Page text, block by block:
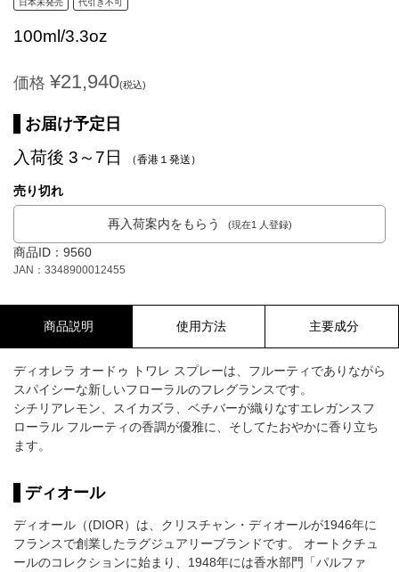
日本未発売 代引き不可
100ml/3.3oz
価格 ¥21,940(税込)
お届け予定日
入荷後 3～7日 （香港１発送）
売り切れ
再入荷案内をもらう (現在1 人登録)
商品ID：9560
JAN：3348900012455
商品説明 使用方法 主要成分
ディオレラ オードゥ トワレ スプレーは、フルーティでありながら
スパイシーな新しいフローラルのフレグランスです。
シチリアレモン、スイカズラ、ベチバーが織りなすエレガンスフ
ローラル フルーティの香調が優雅に、そしてたおやかに香り立ち
ます。
ディオール
ディオール（(DIOR）は、クリスチャン・ディオールが1946年に
フランスで創業したラグジュアリーブランドです。 オートクチュ
ールのコレクションに始まり、1948年には香水部門「パルファ